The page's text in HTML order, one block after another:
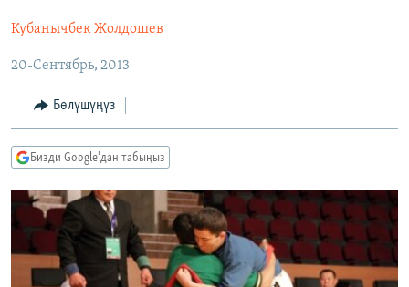
ЭКОНОМИКА
МАДАНИЯТ
БОРБОР АЗИЯ
АТАЙЫН ИЛИКТӨӨ
ТВ ПРОГРАММАЛАР
БҮГҮН АЗАТТЫКТА
БИЗ ЖАНА ДҮЙНӨ
ДАНИСТЕ
ЭЖЕ-СИҢДИЛЕР
АЗАТТЫК+
ПОДКАСТ
ӨЗГӨЧӨ ПИКИР
ОНЛАЙН ШЕРИНЕ
Кубанычбек Жолдошев
20-Сентябрь, 2013
Бөлүшүңүз
Бизди Google'дан табыңыз